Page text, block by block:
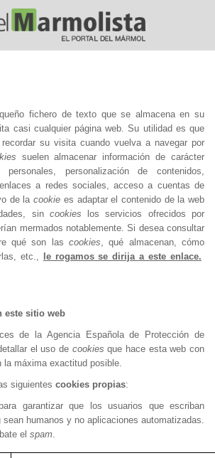
fichero de texto que se almacena en su
casi cualquier página web. Su utilidad es que
su visita cuando vuelva a navegar por
suelen almacenar información de carácter
personales, personalización de contenidos,
a redes sociales, acceso a cuentas de
de lacookie es adaptar el contenido de la web
sin cookies los servicios ofrecidos por
mermados notablemente. Si desea consultar
qué son las cookies, qué almacenan, cómo
etc.,
le rogamos se dirija a este enlace.
este sitio web
de la Agencia Española de Protección de
el uso de cookies que hace esta web con
la máxima exactitud posible.
siguientes cookies propias:
garantizar que los usuarios que escriban
humanos y no aplicaciones automatizadas.
el spam.